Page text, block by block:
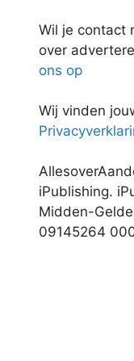
Wil je contact
over
ons op
Wij vinden
iPublishing.
Midden-
09145264